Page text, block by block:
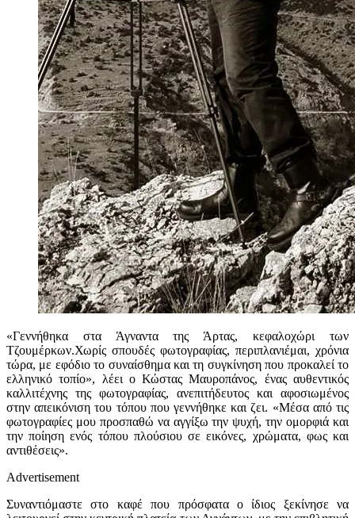
«Γεννήθηκα στα Άγναντα της Άρτας, κεφαλοχώρι των
Τζουμέρκων.Χωρίς σπουδές φωτογραφίας, περιπλανιέμαι, χρόνια
τώρα, με εφόδιο το συναίσθημα και τη συγκίνηση που προκαλεί το
ελληνικό τοπίο», λέει ο Κώστας Μαυροπάνος, ένας αυθεντικός
καλλιτέχνης της φωτογραφίας, ανεπιτήδευτος και αφοσιωμένος
στην απεικόνιση του τόπου που γεννήθηκε και ζει. «Μέσα από τις
φωτογραφίες μου προσπαθώ να αγγίξω την ψυχή, την ομορφιά και
την ποίηση ενός τόπου πλούσιου σε εικόνες, χρώματα, φως και
αντιθέσεις».
Advertisement
Συναντιόμαστε στο καφέ που πρόσφατα ο ίδιος ξεκίνησε να